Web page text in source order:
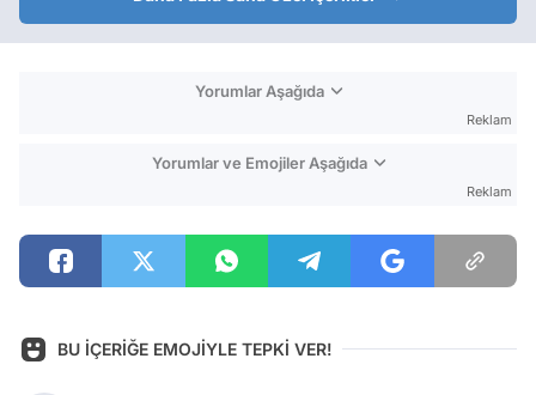
Yorumlar Aşağıda
Reklam
Yorumlar ve Emojiler Aşağıda
Reklam
BU İÇERİĞE EMOJİYLE TEPKİ VER!